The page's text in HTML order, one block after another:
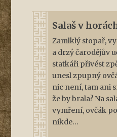
Salaš v
Zamlklý stopař,
a drzý čarodějův
statkáři přivést
unesl zpupný
nic není, tam ani
že by brala? Na
vymření, ovčák
nikde...